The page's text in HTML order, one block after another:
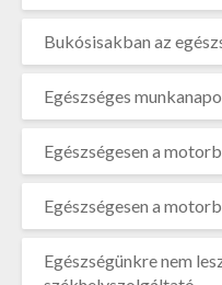
Bukósisakban az
Egészséges
Egészségesen a
Egészségesen a
Egészségünkre nem